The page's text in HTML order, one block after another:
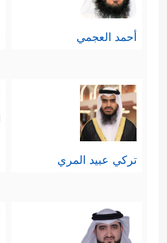
أحمد العجمي
تركي عبيد المري